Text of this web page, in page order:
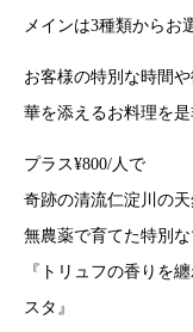
メインは3種類からお
お客様の特別な時間
華を添えるお料理を是
プラス¥800/人で
奇跡の清流仁淀川の天
無農薬で育てた特別
『トリュフの香りを
スタ』